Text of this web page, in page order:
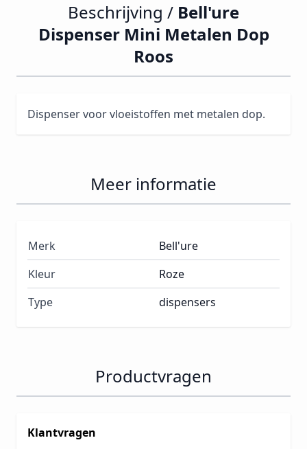
Beschrijving / Bell'ure
Dispenser Mini Metalen Dop
Roos
Dispenser voor vloeistoffen met metalen dop.
Meer informatie
Merk
Bell'ure
Kleur
Roze
Type
dispensers
Productvragen
Klantvragen